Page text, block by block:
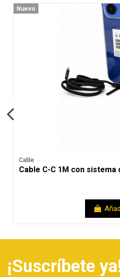
Nuevo
Cable
Cable C-C 1M con
¡Suscríbete